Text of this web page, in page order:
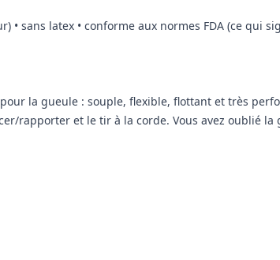
latex • conforme aux normes FDA (ce qui
la gueule : souple, flexible, flottant et très
et le tir à la corde. Vous avez oublié la